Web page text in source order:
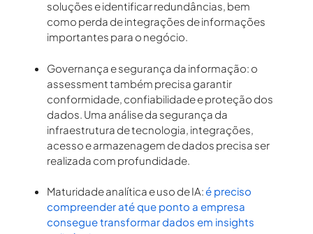
soluções e identificar redundâncias, bem
como perda de integrações de informações
importantes para o negócio.
Governança e segurança da informação: o
assessment também precisa garantir
conformidade, confiabilidade e proteção dos
dados. Uma análise da segurança da
infraestrutura de tecnologia, integrações,
acesso e armazenagem de dados precisa ser
realizada com profundidade.
Maturidade analítica e uso de IA:é preciso
compreender até que ponto a empresa
consegue transformar dados em insights